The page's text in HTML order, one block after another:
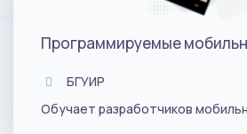
Программируемые
БГУИР
Обучает разработчиков